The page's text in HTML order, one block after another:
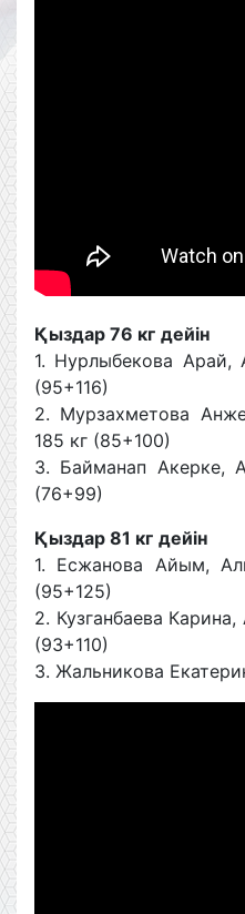
Қыздар 76 кг дейін
1. Нурлыбекова Арай,
(95+116)
2. Мурзахметова
185 кг (85+100)
3. Байманап Акерке,
(76+99)
Қыздар 81 кг дейін
1. Есжанова Айым,
(95+125)
2. Кузганбаева
(93+110)
3. Жальникова